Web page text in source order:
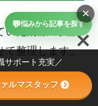
いた清潔の実践
て整理します。
💬悩みから記事を探す
×
ポート充実／
ルマスタッフ